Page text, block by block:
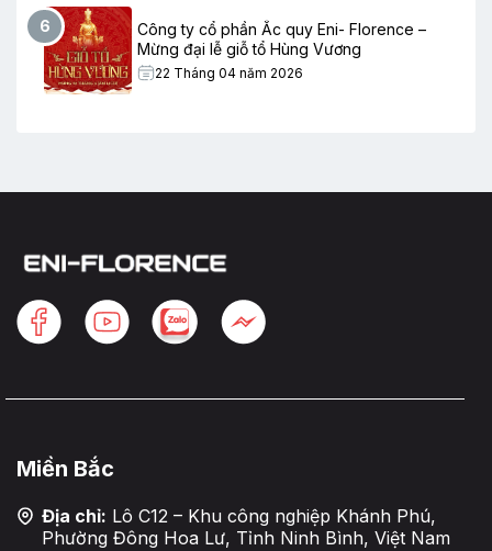
6
Công ty cổ phần Ắc quy Eni- Florence –
Mừng đại lễ giỗ tổ Hùng Vương
22 Tháng 04 năm 2026
Miền Bắc
Địa chỉ: Lô C12 – Khu công nghiệp Khánh Phú,
Phường Đông Hoa Lư, Tỉnh Ninh Bình, Việt Nam